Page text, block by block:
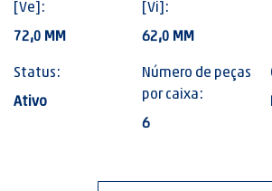
[Ve]:
72,0 MM
[Vi]:
62,0 MM
Status:
Ativo
Número de peças
por caixa:
6